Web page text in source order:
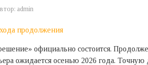
admin
официально состоится.
ожидается осенью 2026 года. Точную